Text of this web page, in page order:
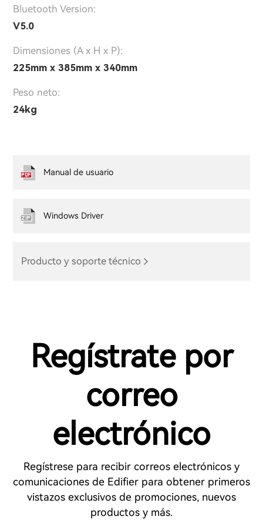
Bluetooth Version:
V5.0
Dimensiones (A x H x P):
225mm x 385mm x 340mm
Peso neto:
24kg
Producto y soporte técnico
Manual de usuario
Windows Driver
Regístrate por
correo
electrónico
Regístrese para recibir correos electrónicos y
comunicaciones de Edifier para obtener primeros
vistazos exclusivos de promociones, nuevos
productos y más.